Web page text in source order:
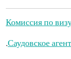
Комиссия по
.Саудовское